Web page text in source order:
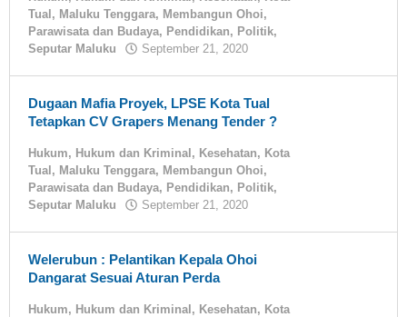
Tual , Maluku Tenggara, Membangun Ohoi,
Parawisata dan Budaya, Pendidikan, Politik,
Seputar Maluku
September 21, 2020
Dugaan Mafia Proyek, LPSE Kota Tual
Tetapkan CV Grapers Menang Tender ?
Hukum, Hukum dan Kriminal , Kesehatan, Kota
Tual , Maluku Tenggara, Membangun Ohoi,
Parawisata dan Budaya, Pendidikan, Politik,
Seputar Maluku
September 21, 2020
Welerubun : Pelantikan Kepala Ohoi
Dangarat Sesuai Aturan Perda
Hukum, Hukum dan Kriminal , Kesehatan, Kota